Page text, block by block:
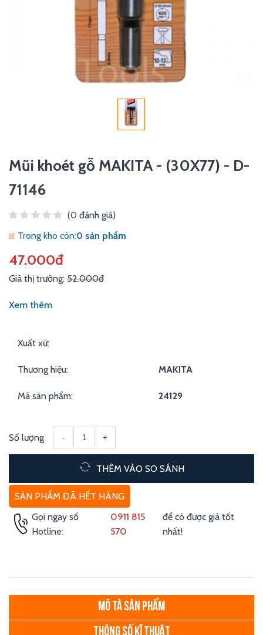
Mũi khoét gỗ MAKITA - (30X77) - D-
71146
(0 đánh giá)
Trong kho còn:0 sản phẩm
47.000đ
Giá thị trường: 52.000đ
Xem thêm
Xuất xứ:
Thương hiệu: MAKITA
Mã sản phẩm: 24129
Số lượng - +
THÊM VÀO SO SÁNH
SẢN PHẨM ĐÃ HẾT HÀNG
Gọi ngay số
Hotline:
0911 815
570
để có được giá tốt
nhất!
MÔ TẢ SẢN PHẨM